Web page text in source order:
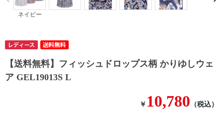
ネイビー
【送料無料】フィッシュドロップス柄 かりゆしウェ
ア GEL19013S L
￥ 10,780 （税込）